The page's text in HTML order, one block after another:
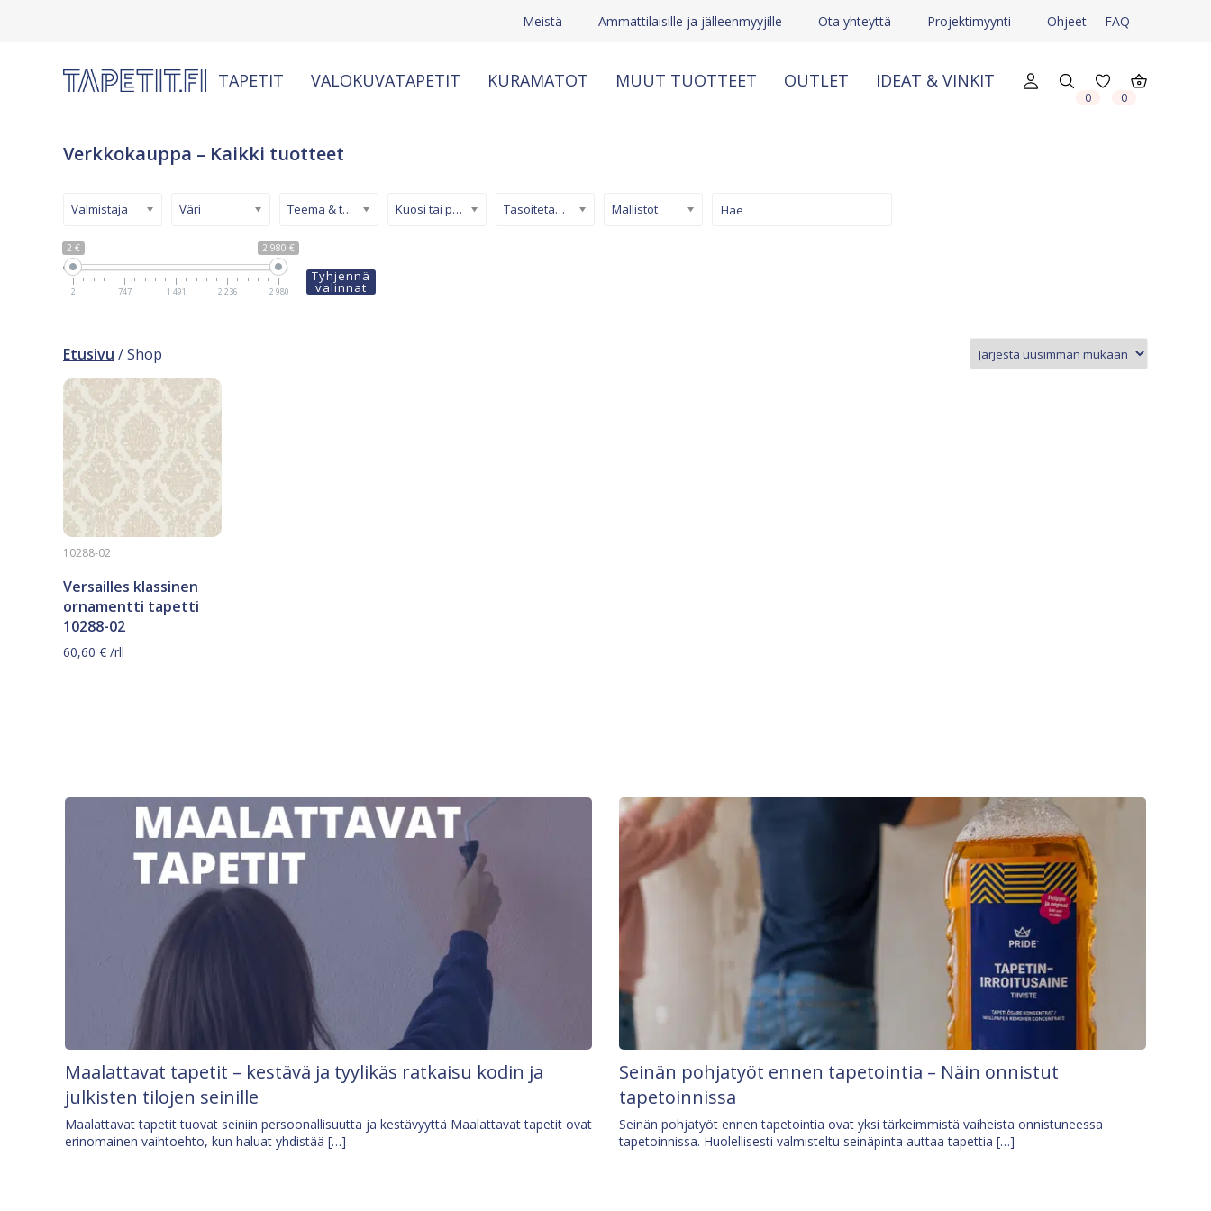
Meistä Ammattilaisille ja jälleenmyyjille Ota yhteyttä Projektimyynti Ohjeet FAQ
TAPETIT VALOKUVATAPETIT KURAMATOT MUUT TUOTTEET OUTLET IDEAT & VINKIT
0 0
Verkkokauppa – Kaikki tuotteet
2 € 2 980 €
2 747 1 491 2 236 2 980
Valmistaja Väri Teema & tyyli Kuosi tai pinta Tasoitetapetti Mallistot
Tyhjennä
valinnat
Etusivu / Shop
Versailles klassinen
ornamentti tapetti
10288-02
10288-02
60,60 € /rll
Maalattavat tapetit – kestävä ja tyylikäs ratkaisu kodin ja
julkisten tilojen seinille
Maalattavat tapetit tuovat seiniin persoonallisuutta ja kestävyyttä Maalattavat tapetit ovat
erinomainen vaihtoehto, kun haluat yhdistää […]
Seinän pohjatyöt ennen tapetointia – Näin onnistut
tapetoinnissa
Seinän pohjatyöt ennen tapetointia ovat yksi tärkeimmistä vaiheista onnistuneessa
tapetoinnissa. Huolellisesti valmisteltu seinäpinta auttaa tapettia […]